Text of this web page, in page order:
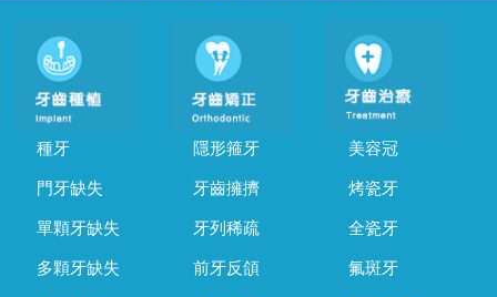
種牙
門牙缺失
單顆牙缺失
多顆牙缺失
隱形箍牙
牙齒擁擠
牙列稀疏
前牙反頜
美容冠
烤瓷牙
全瓷牙
氟斑牙